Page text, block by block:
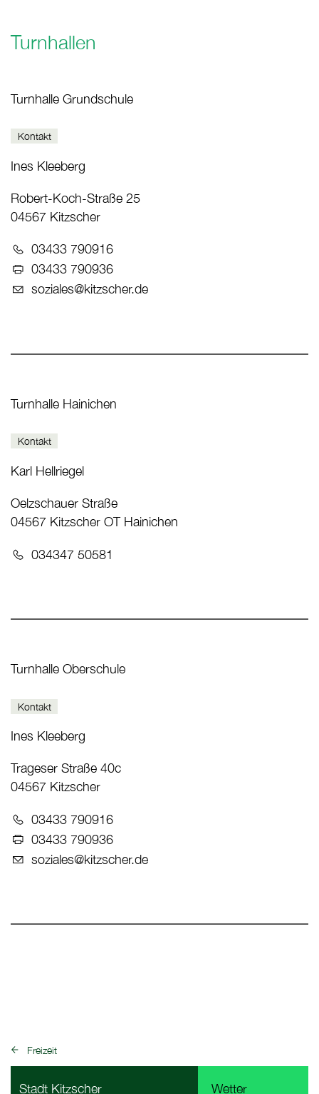
Turnhallen
Turnhalle Grundschule
Kontakt
Ines Kleeberg
Robert-Koch-Straße 25
04567 Kitzscher
Telefon:
03433 790916
Fax:
03433 790936
E-Mail:
soziales@kitzscher.de
Turnhalle Hainichen
Kontakt
Karl Hellriegel
Oelzschauer Straße
04567 Kitzscher OT Hainichen
Telefon:
034347 50581
Turnhalle Oberschule
Kontakt
Ines Kleeberg
Trageser Straße 40c
04567 Kitzscher
Telefon:
03433 790916
Fax:
03433 790936
E-Mail:
soziales@kitzscher.de
zurück zu:
Freizeit
Fußbereich Informationen
Stadt Kitzscher Wetter